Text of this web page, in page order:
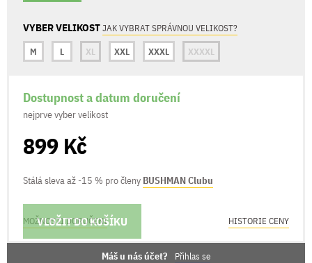
VYBER VELIKOSTJAK VYBRAT SPRÁVNOU VELIKOST?
M
L XL XXL XXXL XXXXL
Dostupnost a datum doručení
nejprve vyber velikost
899 Kč
Stálá sleva až -15 % pro členy BUSHMAN Clubu
VLOŽIT DO KOŠÍKU
MOŽNOSTI DORUČENÍ HISTORIE CENY
Máš u nás účet? Přihlas se